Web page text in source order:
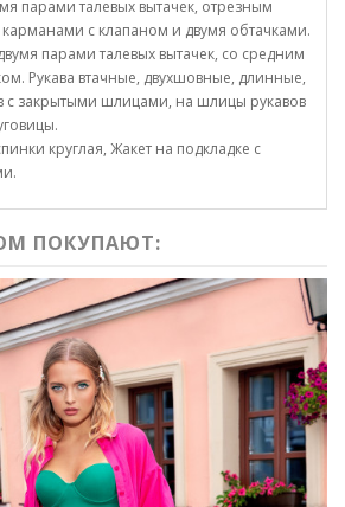
парами талевых вытачек, отрезным
с клапаном и двумя обтачками.
парами талевых вытачек, со средним
Рукава втачные, двухшовные, длинные,
с закрытыми шлицами, на шлицы рукавов
круглая, Жакет на подкладке с
ПОКУПАЮТ: